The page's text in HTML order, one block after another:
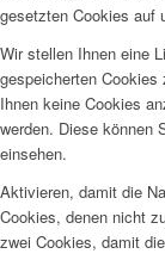
gesetzten Cookies auf
Wir stellen Ihnen eine
gespeicherten Cookies
Ihnen keine Cookies
werden. Diese können
einsehen.
Aktivieren, damit die
Cookies, denen nicht
zwei Cookies, damit